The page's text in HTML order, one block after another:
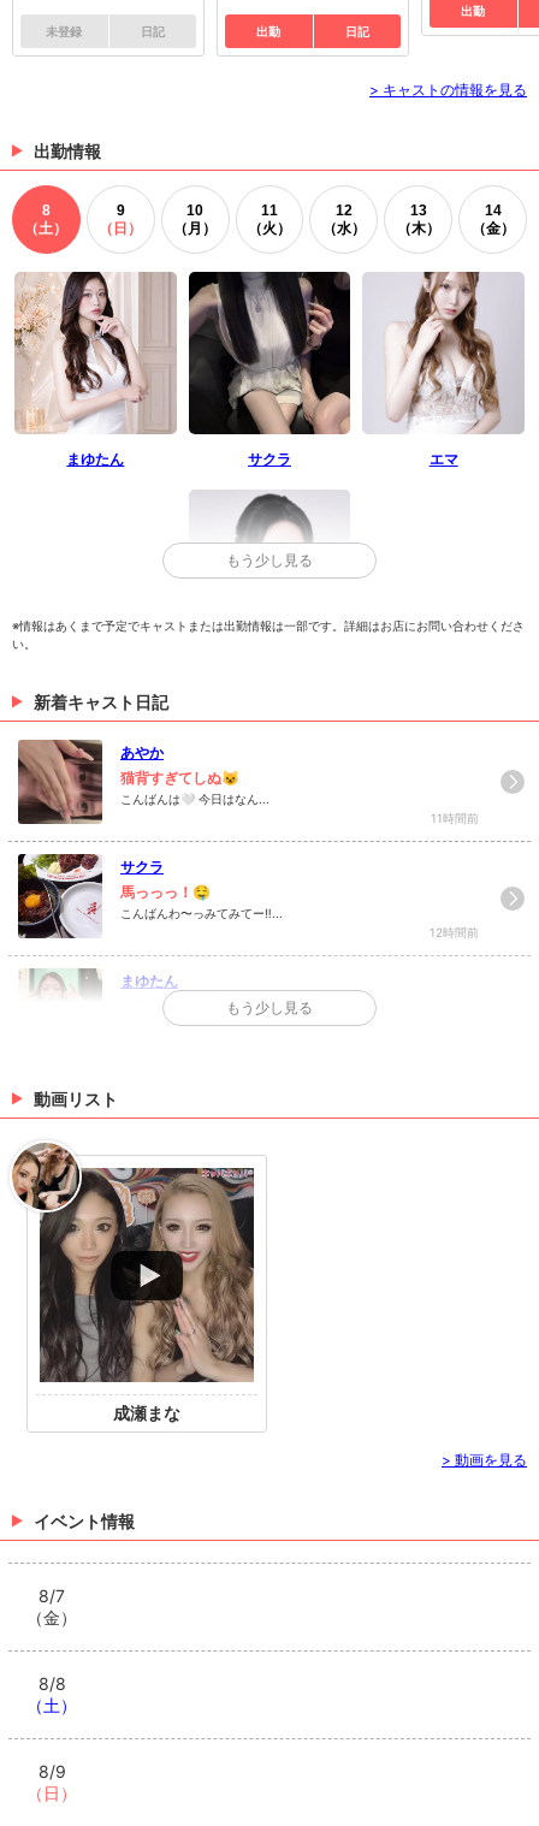
未登録 日記 出勤 日記
出勤
> キャストの情報を見る
出勤情報
8
（土）
9
（日）
10
（月）
11
（火）
12
（水）
13
（木）
14
（金）
まゆたん サクラ エマ
もう少し見る
※情報はあくまで予定でキャストまたは出勤情報は一部です。詳細はお店にお問い合わせくださ
い。
新着キャスト日記
あやか
猫背すぎてしぬ😺
こんばんは🤍 今日はなん...
11時間前
サクラ
馬っっっ！🤤
こんばんわ〜っみてみてー‼...
12時間前
まゆたん
昨日ふつーにこの後潰れた😇#新潟 #キャ...
昨日ふつーにこの後潰れた😇 #新潟 #キ...
未公開ショット👙💞
もう少し見る
動画リスト
成瀬まな
> 動画を見る
イベント情報
8/7
（金）
8/8
（土）
8/9
（日）